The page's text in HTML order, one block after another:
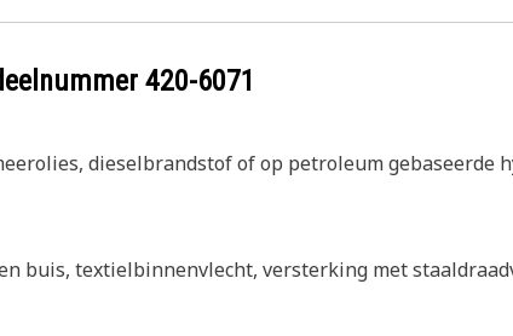
420-6071
dieselbrandstof of op petroleum gebaseerde
buis, textielbinnenvlecht, versterking met